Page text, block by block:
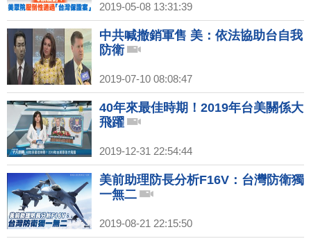
2019-05-08 13:31:39
中共喊撤銷軍售 美：依法協助台自我
防衛
2019-07-10 08:08:47
40年來最佳時期！2019年台美關係大
飛躍
2019-12-31 22:54:44
美前助理防長分析F16V：台灣防衛獨
一無二
2019-08-21 22:15:50